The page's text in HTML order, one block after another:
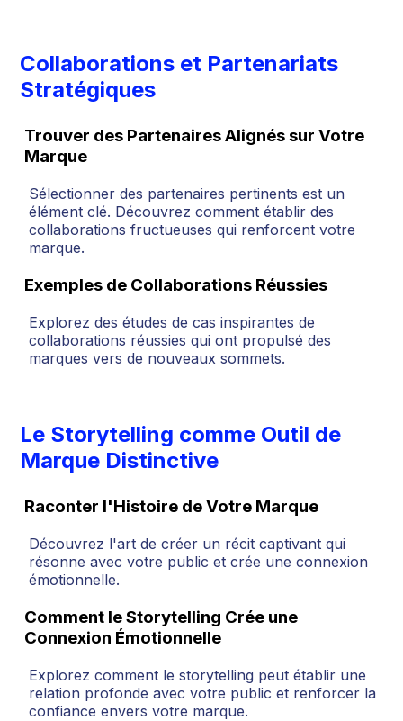
Collaborations et Partenariats
Stratégiques
Trouver des Partenaires Alignés sur Votre
Marque
Sélectionner des partenaires pertinents est un
élément clé. Découvrez comment établir des
collaborations fructueuses qui renforcent votre
marque.
Exemples de Collaborations Réussies
Explorez des études de cas inspirantes de
collaborations réussies qui ont propulsé des
marques vers de nouveaux sommets.
Le Storytelling comme Outil de
Marque Distinctive
Raconter l'Histoire de Votre Marque
Découvrez l'art de créer un récit captivant qui
résonne avec votre public et crée une connexion
émotionnelle.
Comment le Storytelling Crée une
Connexion Émotionnelle
Explorez comment le storytelling peut établir une
relation profonde avec votre public et renforcer la
confiance envers votre marque.